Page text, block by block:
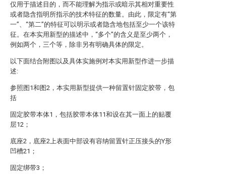
仅用于描述目的，而不能理解为指示或暗示其相对重要性
或者隐含指明所指示的技术特征的数量。由此，限定有“第
一”、“第二”的特征可以明示或者隐含地包括至少一个该特
征。在本实用新型的描述中，“多个”的含义是至少两个，
例如两个，三个等，除非另有明确具体的限定。
以下面结合附图以及具体实施例对本实用新型作进一步描
述:
参照图1和图2，本实用新型提供一种留置针固定胶带，包
括
固定胶带本体1，包括胶带本体11和设在其一面上的贴覆
层12；
底座2，底座2上表面中部设有容纳留置针正压接头的Y形
凹槽21；
固定绑带3；